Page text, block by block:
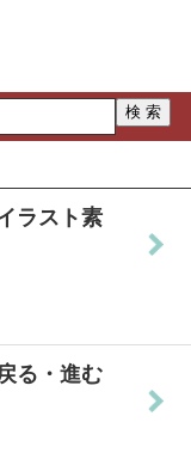
ラスト素
る・進む